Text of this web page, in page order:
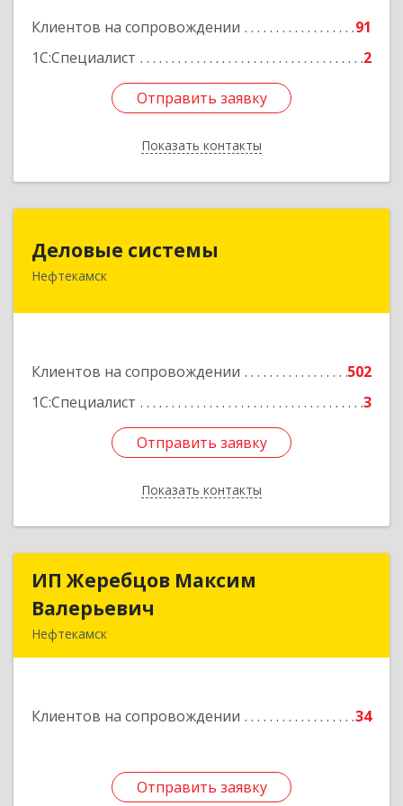
Клиентов на сопровождении
91
1С:Специалист
2
Отправить заявку
Показать контакты
Отправить заявку
Назад
Деловые системы
Нефтекамск
Клиентов на сопровождении
502
1С:Специалист
3
Отправить заявку
Показать контакты
452689, Башкортостан Респ, Нефтекамск г,
Отправить заявку
Назад
ИП Жеребцов Максим
Валерьевич
Нефтекамск
Клиентов на сопровождении 34
Отправить заявку
ИП Жеребцов Максим
Подробнее
Отправить заявку